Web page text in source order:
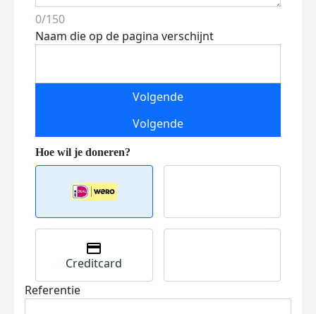
0/150
Naam die op de pagina verschijnt
Volgende
Volgende
Creditcard
Referentie